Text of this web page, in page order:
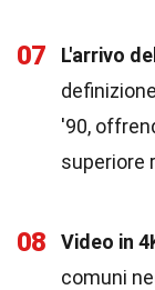
07 L'arrivo
'90,
superiore
08 Video in
comuni